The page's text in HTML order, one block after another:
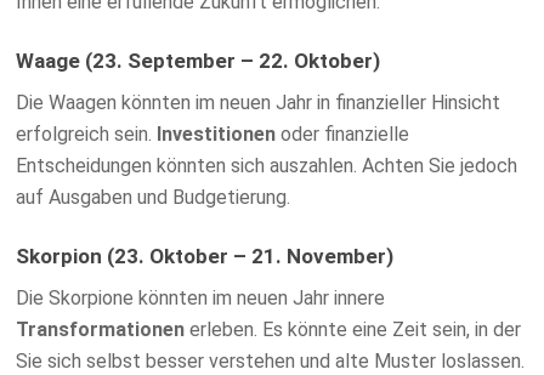
Waage (23. September – 22. Oktober)
Die Waagen könnten im neuen Jahr in finanzieller Hinsicht
erfolgreich sein. Investitionen oder finanzielle
Entscheidungen könnten sich auszahlen. Achten Sie jedoch
auf Ausgaben und Budgetierung.
Skorpion (23. Oktober – 21. November)
Die Skorpione könnten im neuen Jahr innere
Transformationen erleben. Es könnte eine Zeit sein, in der
Sie sich selbst besser verstehen und alte Muster loslassen.